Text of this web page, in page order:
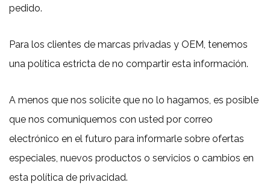
pedido.
Para los clientes de marcas privadas y OEM, tenemos
una política estricta de no compartir esta información.
A menos que nos solicite que no lo hagamos, es posible
que nos comuniquemos con usted por correo
electrónico en el futuro para informarle sobre ofertas
especiales, nuevos productos o servicios o cambios en
esta política de privacidad.